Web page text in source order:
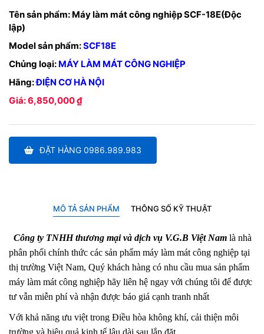
Tên sản phẩm: Máy làm mát công nghiệp SCF-18E(Độc
lập)
Model sản phẩm:SCF18E
Chủng loại: MÁY LÀM MÁT CÔNG NGHIỆP
Hãng:ĐIỆN CƠ HÀ NỘI
Giá: 6,850,000 ₫
ĐẶT HÀNG 0986.989.983
MÔ TẢ SẢN PHẨM THÔNG SỐ KỸ THUẬT
Công ty TNHH thương mại và dịch vụ V.G.B Việt Nam là nhà
phân phối chính thức các sản phẩm máy làm mát công nghiệp tại
thị trường Việt Nam, Quý khách hàng có nhu cầu mua sản phẩm
máy làm mát công nghiệp hãy liên hệ ngay với chúng tôi để được
tư vẫn miễn phí và nhận được báo giá cạnh tranh nhất
Với khả năng ưu việt trong Điều hòa không khí, cải thiện môi
trường và hiệu quả kinh tế lâu dài sau lắp đặt.